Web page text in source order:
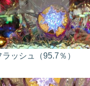
ッシュ（95.7％）